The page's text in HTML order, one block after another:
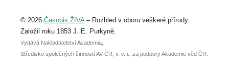
abstraktu přihlášené přednášky nebo
posteru je už 30. června.
© 2026 Časopis ŽIVA– Rozhled v oboru veškeré přírody.
Založil roku 1853 J. E. Purkyně.
Vydává Nakladatelství Academia,
Středisko společných činností AV ČR, v. v. i., za podpory Akademie věd ČR.